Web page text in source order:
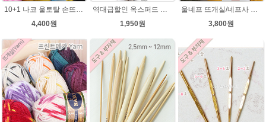
10+1 나코 울토탈 손뜨개 뜨개질 굵은뜨개실 나코메가 굵은털실(털실,뜨개질실) 동대문 뜨게실
4,400원
역대급할인 옥스퍼드 나염뜨개실 털실
1,950원
울네프 뜨개실/네프사 가볍고 부드러운 뜨개실
3,800원